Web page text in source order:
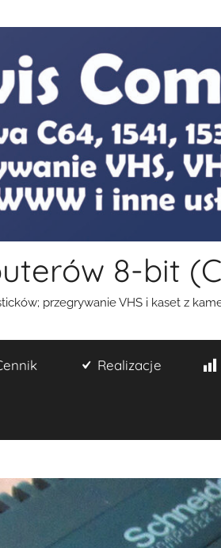
8-bit
przegrywanie VHS i kaset z
Realizacje